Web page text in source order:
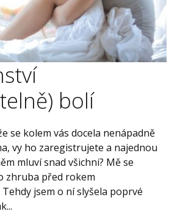
bolí
se kolem vás docela nenápadně
vy ho zaregistrujete a najednou
mluví snad všichni? Mě se
zhruba před rokem
jsem o ní slyšela poprvé